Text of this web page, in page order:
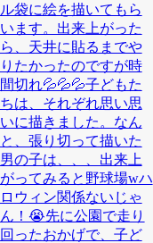
ル袋に絵を描いてもら
います。出来上がった
ら、天井に貼るまでや
りたかったのですが時
間切れ💦💦💦子どもた
ちは、それぞれ思い思
いに描きました。なん
と、張り切って描いた
男の子は、、、出来上
がってみると野球場wハ
ロウィン関係ないじゃ
ん！😭先に公園で走り
回ったおかげで、子ど